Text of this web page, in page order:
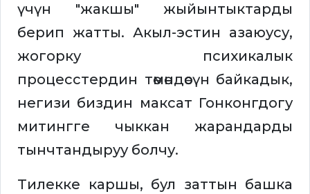
үчүн "жакшы" жыйынтыктарды
берип жатты. Акыл-эстин азаюусу,
жогорку психикалык
процесстердин төмөндөөсүн байкадык,
негизи биздин максат Гонконгдогу
митингге чыккан жарандарды
тынчтандыруу болчу.
Тилекке каршы, бул заттын башка